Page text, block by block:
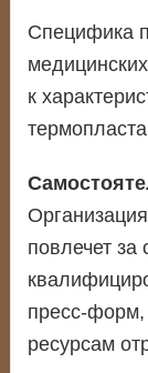
Специфика
к
повлечет за
пресс-форм,
ресурсам